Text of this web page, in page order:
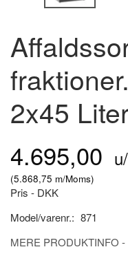
2x45
4.695,00
(5.868,75 m/Moms)
Pris - DKK
Model/varenr.: 871
MERE PRODUKTINFO -